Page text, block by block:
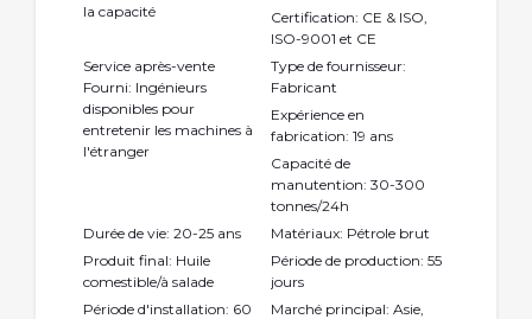
la capacité
Certification: CE & ISO,
ISO-9001 et CE
Service après-vente
Fourni: Ingénieurs
disponibles pour
entretenir les machines à
l'étranger
Type de fournisseur:
Fabricant
Expérience en
fabrication: 19 ans
Capacité de
manutention: 30-300
tonnes/24h
Durée de vie: 20-25 ans
Matériaux: Pétrole brut
Produit final: Huile
comestible/à salade
Période de production: 55
jours
Période d'installation: 60
Marché principal: Asie,